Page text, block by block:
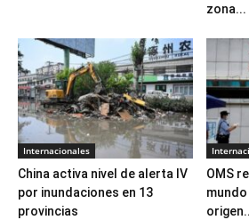
zona...
Internacionales
China activa nivel de alerta IV
por inundaciones en 13
provincias
OMS